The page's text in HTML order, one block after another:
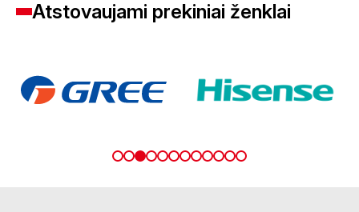
Atstovaujami prekiniai ženklai